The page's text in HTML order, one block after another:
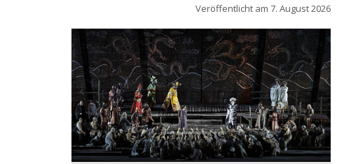
Veröffentlicht am 7. August 2026